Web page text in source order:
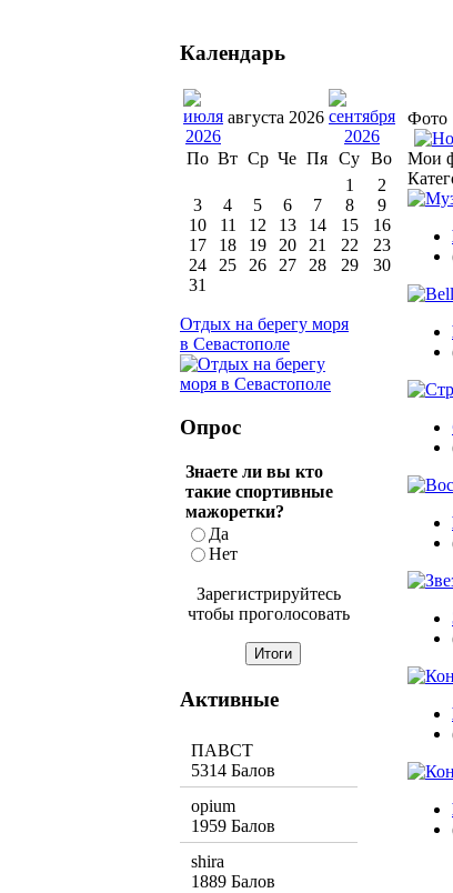
Фото
Мои
Календарь
августа 2026
По Вт Ср Че Пя Су Во
1
2
3
4 5 6 7 8
9
10
11 12 13 14 15
16
17
18 19 20 21 22
23
24
25 26 27 28 29
30
31
Отдых на берегу моря
в Севастополе
Опрос
Знаете ли вы кто
такие спортивные
мажоретки?
Да
Нет
Зарегистрируйтесь
чтобы проголосовать
Активные
ПАВСТ
5314 Балов
opium
1959 Балов
shira
1889 Балов